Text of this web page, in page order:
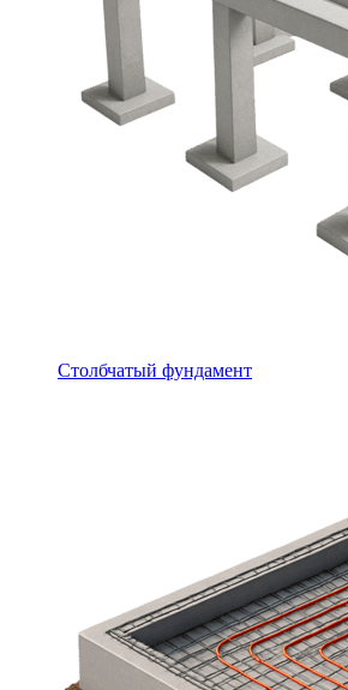
Столбчатый фундамент